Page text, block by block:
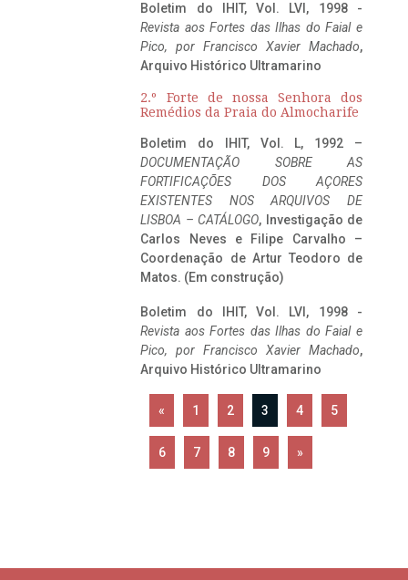
Boletim do IHIT, Vol. LVI, 1998 -
Revista aos Fortes das Ilhas do Faial e
Pico, por Francisco Xavier Machado,
Arquivo Histórico Ultramarino
2.º Forte de nossa Senhora dos
Remédios da Praia do Almocharife
Boletim do IHIT, Vol. L, 1992 –
DOCUMENTAÇÃO SOBRE AS
FORTIFICAÇÕES DOS AÇORES
EXISTENTES NOS ARQUIVOS DE
LISBOA – CATÁLOGO, Investigação de
Carlos Neves e Filipe Carvalho –
Coordenação de Artur Teodoro de
Matos. (Em construção)
Boletim do IHIT, Vol. LVI, 1998 -
Revista aos Fortes das Ilhas do Faial e
Pico, por Francisco Xavier Machado,
Arquivo Histórico Ultramarino
« 1 2 3 4 5
6 7 8 9 »